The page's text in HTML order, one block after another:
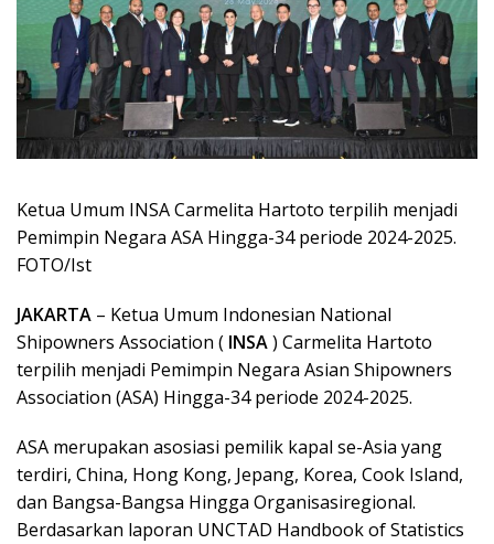
Ketua Umum INSA Carmelita Hartoto terpilih menjadi
Pemimpin Negara ASA Hingga-34 periode 2024-2025.
FOTO/Ist
JAKARTA – Ketua Umum Indonesian National
Shipowners Association ( INSA) Carmelita Hartoto
terpilih menjadi Pemimpin Negara Asian Shipowners
Association (ASA) Hingga-34 periode 2024-2025.
ASA merupakan asosiasi pemilik kapal se-Asia yang
terdiri, China, Hong Kong, Jepang, Korea, Cook Island,
dan Bangsa-Bangsa Hingga Organisasiregional.
Berdasarkan laporan UNCTAD Handbook of Statistics